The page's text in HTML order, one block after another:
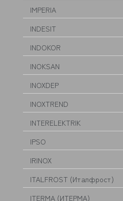
IMPERIA
INDESIT
INDOKOR
INOKSAN
INOXDEP
INOXTREND
INTERELEKTRIK
IPSO
IRINOX
ITALFROST (Италфрост)
ITERMA (ИТЕРМА)